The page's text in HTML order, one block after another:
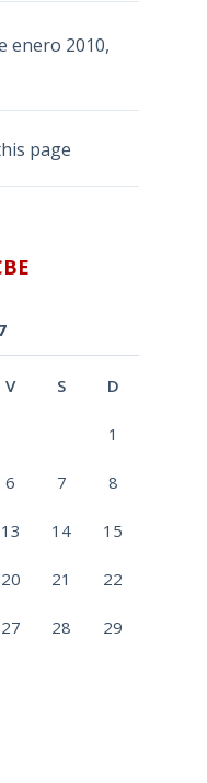
enero 2010,
V S D
1
6 7 8
13 14 15
20 21 22
27 28 29